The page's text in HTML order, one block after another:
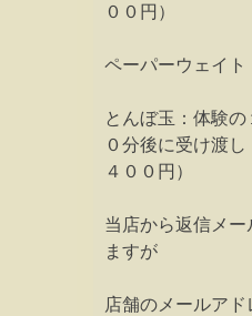
００円）
ペーパーウェイ
とんぼ玉：体験の
０分後に受け渡
４００円）
当店から返信メ
ますが
店舗のメールア